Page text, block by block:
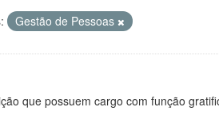
Gestão de Pessoas
que possuem cargo com função